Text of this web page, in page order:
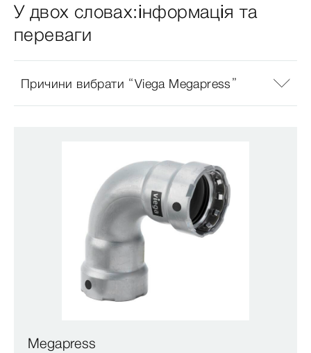
У двох словах:інформація та
переваги
Причини вибрати “Viega Megapress”
Megapress